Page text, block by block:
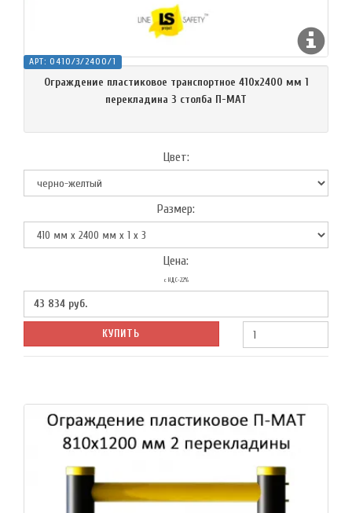
АРТ: O410/3/2400/1
Ограждение пластиковое транспортное 410х2400 мм 1
перекладина 3 столба П-МАТ
Цвет:
Размер:
Цена:
с НДС-22%
43 834 руб.
КУПИТЬ